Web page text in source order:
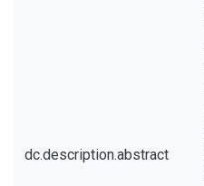
dc.description.abstract